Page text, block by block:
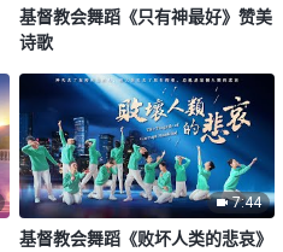
基督教会舞蹈《只有神最好》赞美
诗歌
7:44
基督教会舞蹈《败坏人类的悲哀》